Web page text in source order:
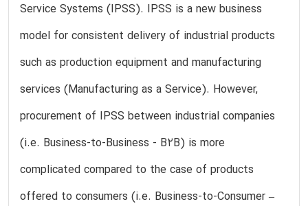
Service Systems (IPSS). IPSS is a new business
model for consistent delivery of industrial products
such as production equipment and manufacturing
services (Manufacturing as a Service). However,
procurement of IPSS between industrial companies
(i.e. Business-to-Business - B2B) is more
complicated compared to the case of products
offered to consumers (i.e. Business-to-Consumer –